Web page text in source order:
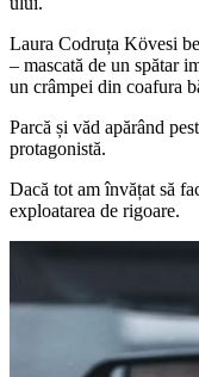
Laura Codruța Kövesi
– mascată de un spătar
un crâmpei din coafura
Parcă și văd apărând
protagonistă.
Dacă tot am învățat să
exploatarea de rigoare.